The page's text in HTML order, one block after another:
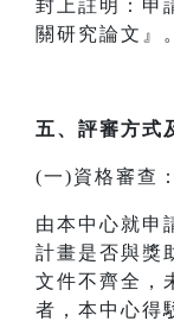
封上註明：申
關研究論文』。
五、評審方式
(一)資格審查：
由本中心就申
計畫是否與獎
文件不齊全，
者，本中心得